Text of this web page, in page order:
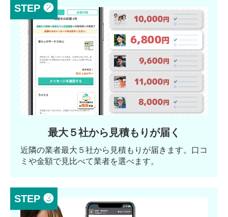
STEP ❷
最大５社から見積もりが届く
近隣の業者最大５社から見積もりが届きます。口コ
ミや金額で見比べて業者を選べます。
STEP ❸